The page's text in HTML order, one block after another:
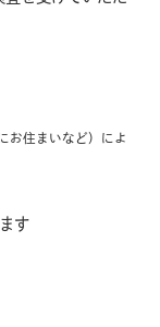
お住まいなど）によ
す